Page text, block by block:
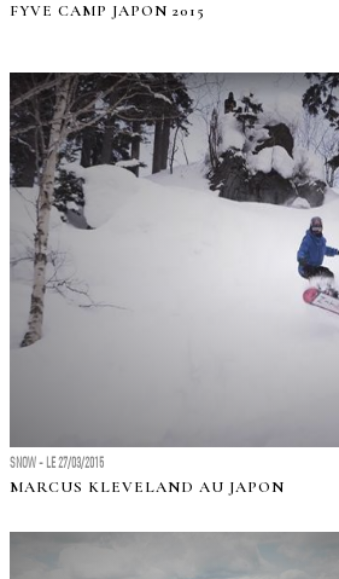
FYVE CAMP JAPON 2015
SNOW - LE 27/03/2015
MARCUS KLEVELAND AU JAPON